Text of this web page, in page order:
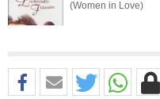
(Women in Love)